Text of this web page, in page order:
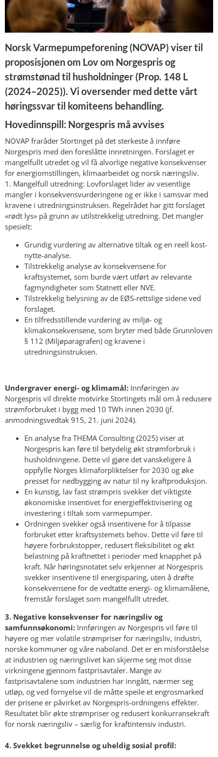
Norsk Varmepumpeforening (NOVAP) viser til
proposisjonen om Lov om Norgespris og
strømstønad til husholdninger (Prop. 148 L
(2024–2025)). Vi oversender med dette vårt
høringssvar til komiteens behandling.
Hovedinnspill: Norgespris må avvises
NOVAP fraråder Stortinget på det sterkeste å innføre
Norgespris med den foreslåtte innretningen. Forslaget er
mangelfullt utredet og vil få alvorlige negative konsekvenser
for energiomstillingen, klimaarbeidet og norsk næringsliv.
1. Mangelfull utredning: Lovforslaget lider av vesentlige
mangler i konsekvensvurderingene og er ikke i samsvar med
kravene i utredningsinstruksen. Regelrådet har gitt forslaget
«rødt lys» på grunn av utilstrekkelig utredning. Det mangler
spesielt:
Grundig vurdering av alternative tiltak og en reell kost-
nytte-analyse.
Tilstrekkelig analyse av konsekvensene for
kraftsystemet, som burde vært utført av relevante
fagmyndigheter som Statnett eller NVE.
Tilstrekkelig belysning av de EØS-rettslige sidene ved
forslaget.
En tilfredsstillende vurdering av miljø- og
klimakonsekvensene, som bryter med både Grunnloven
§ 112 (Miljøparagrafen) og kravene i
utredningsinstruksen.
Undergraver energi- og klimamål: Innføringen av
Norgespris vil direkte motvirke Stortingets mål om å redusere
strømforbruket i bygg med 10 TWh innen 2030 (jf.
anmodningsvedtak 915, 21. juni 2024).
En analyse fra THEMA Consulting (2025) viser at
Norgespris kan føre til betydelig økt strømforbruk i
husholdningene. Dette vil gjøre det vanskeligere å
oppfylle Norges klimaforpliktelser for 2030 og øke
presset for nedbygging av natur til ny kraftproduksjon.
En kunstig, lav fast strømpris svekker det viktigste
økonomiske insentivet for energieffektivisering og
investering i tiltak som varmepumper.
Ordningen svekker også insentivene for å tilpasse
forbruket etter kraftsystemets behov. Dette vil føre til
høyere forbrukstopper, redusert fleksibilitet og økt
belastning på kraftnettet i perioder med knapphet på
kraft. Når høringsnotatet selv erkjenner at Norgespris
svekker insentivene til energisparing, uten å drøfte
konsekvensene for de vedtatte energi- og klimamålene,
fremstår forslaget som mangelfullt utredet.
3. Negative konsekvenser for næringsliv og
samfunnsøkonomi: Innføringen av Norgespris vil føre til
høyere og mer volatile strømpriser for næringsliv, industri,
norske kommuner og våre naboland. Det er en misforståelse
at industrien og næringslivet kan skjerme seg mot disse
virkningene gjennom fastprisavtaler. Mange av
fastprisavtalene som industrien har inngått, nærmer seg
utløp, og ved fornyelse vil de måtte speile et engrosmarked
der prisene er påvirket av Norgespris-ordningens effekter.
Resultatet blir økte strømpriser og redusert konkurransekraft
for norsk næringsliv – særlig for kraftintensiv industri.
4. Svekket begrunnelse og uheldig sosial profil: